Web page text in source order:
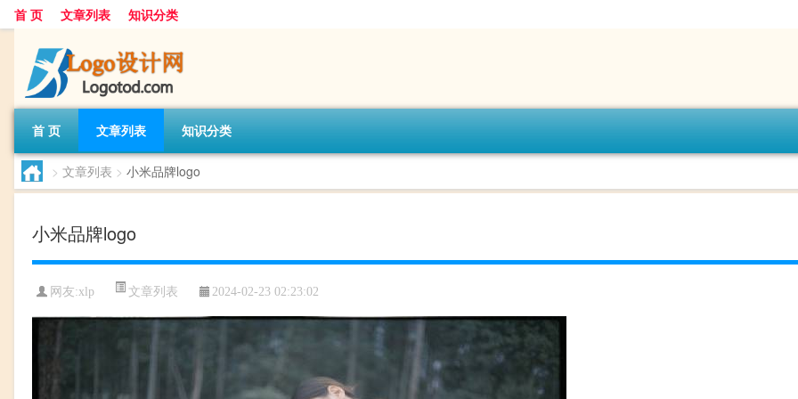
首 页 文章列表 知识分类
首 页 文章列表 知识分类
> 文章列表 > 小米品牌logo
小米品牌logo
网友:xlp 文章列表 2024-02-23 02:23:02